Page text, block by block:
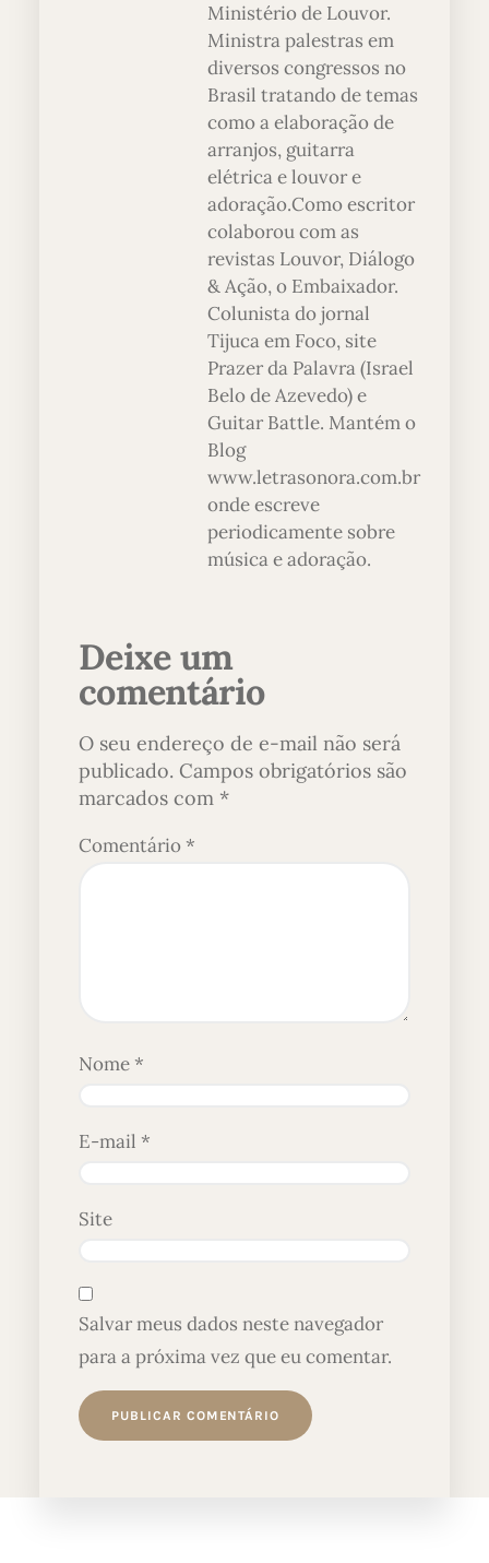
Ministério de Louvor.
Ministra palestras em
diversos congressos no
Brasil tratando de temas
como a elaboração de
arranjos, guitarra
elétrica e louvor e
adoração.Como escritor
colaborou com as
revistas Louvor, Diálogo
& Ação, o Embaixador.
Colunista do jornal
Tijuca em Foco, site
Prazer da Palavra (Israel
Belo de Azevedo) e
Guitar Battle. Mantém o
Blog
www.letrasonora.com.br
onde escreve
periodicamente sobre
música e adoração.
Deixe um
comentário
O seu endereço de e-mail não será
publicado. Campos obrigatórios são
marcados com *
Comentário*
Nome*
E-mail *
Site
Salvar meus dados neste navegador
para a próxima vez que eu comentar.